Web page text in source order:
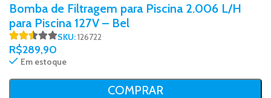
Bomba de Filtragem para Piscina 2.006 L/H
para Piscina 127V – Bel
SKU:126722
R$289,90
Em estoque
COMPRAR